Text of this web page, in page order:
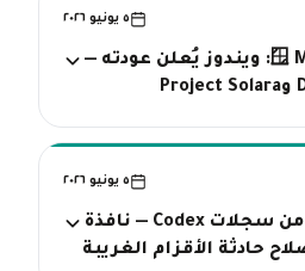
٥ يونيو ٢٠٢٦
🪟 Microsoft Build 2026: ويندوز يُعلن عودته —
٥ يونيو ٢٠٢٦
🔮 GPT-5.6 يتسرّب من سجلات Codex — نافذة